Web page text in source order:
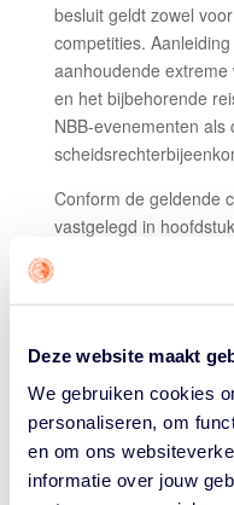
Deze website maakt
We gebruiken cookies
personaliseren, om
en om ons
informatie over jouw
besluit geldt zowel
competities.
aanhoudende
en het bijbehorende
NBB-evenementen als
Conform de geldende
vastgelegd in
Competities, worden
oranje. De NBB kijkt
KNMI maar maakt
weersomstandigheden
van die op de plaats
in de loop van de dag
teams, ouders,
altijd de hoogste